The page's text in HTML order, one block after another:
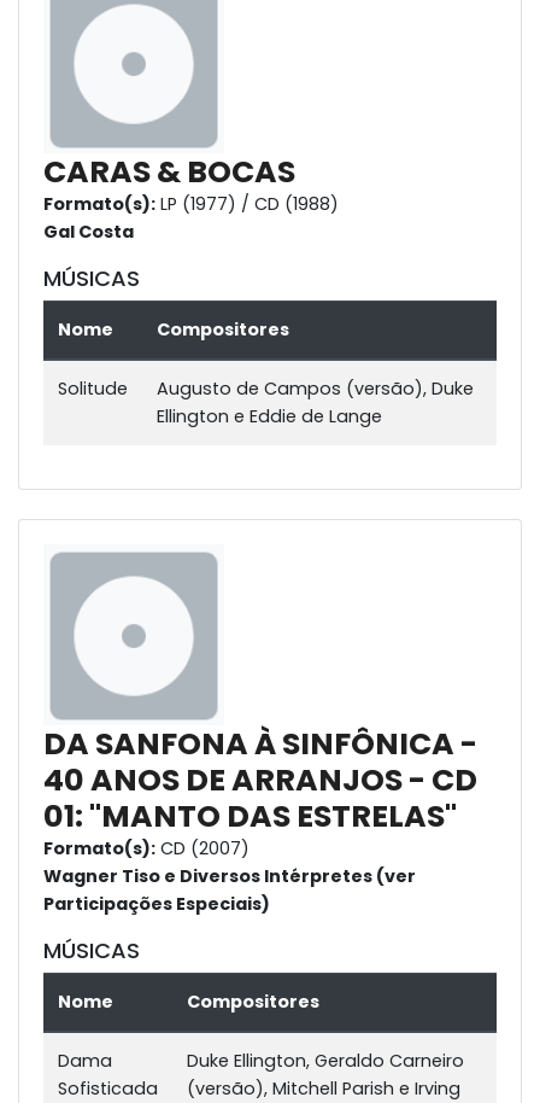
CARAS & BOCAS
Formato(s): LP (1977) / CD (1988)
Gal Costa
MÚSICAS
Nome Compositores
Solitude
Augusto de Campos (versão), Duke
Ellington e Eddie de Lange
DA SANFONA À SINFÔNICA -
40 ANOS DE ARRANJOS - CD
01: "MANTO DAS ESTRELAS"
Formato(s): CD (2007)
Wagner Tiso e Diversos Intérpretes (ver
Participações Especiais)
MÚSICAS
Nome Compositores
Dama
Sofisticada
Duke Ellington, Geraldo Carneiro
(versão), Mitchell Parish e Irving